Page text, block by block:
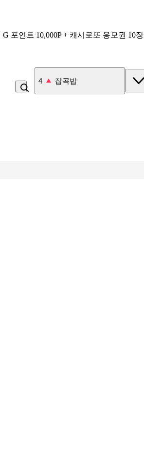
G 포인트 10,000P + 캐시로또 응모권 10장
4 잡곡밥